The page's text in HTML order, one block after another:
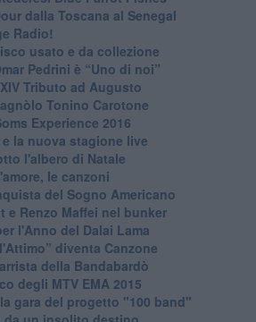
dalla Toscana al Senegal
Radio!
usato e da collezione
Pedrini è “Uno di noi”
Tributo ad Augusto
Tonino Carotone
Experience 2016
la nuova stagione live
l'albero di Natale
le canzoni
del Sogno Americano
e Renzo Maffei nel bunker
l'Anno del Dalai Lama
diventa Canzone
della Bandabardò
degli MTV EMA 2015
gara del progetto "100 band"